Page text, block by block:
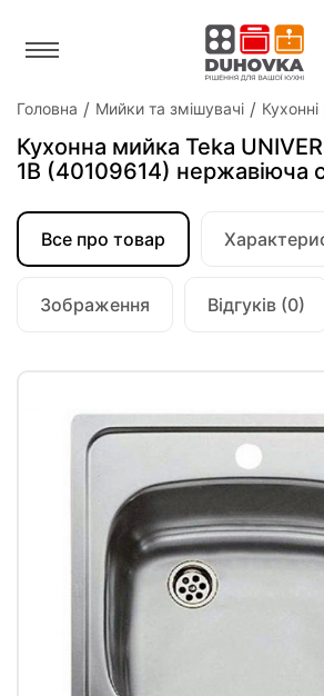
Головна Мийки та змішувачі
Кухонна мийка Teka
1B (40109614) нержавіюча
Все про товар
Зображення Відгуків (0)